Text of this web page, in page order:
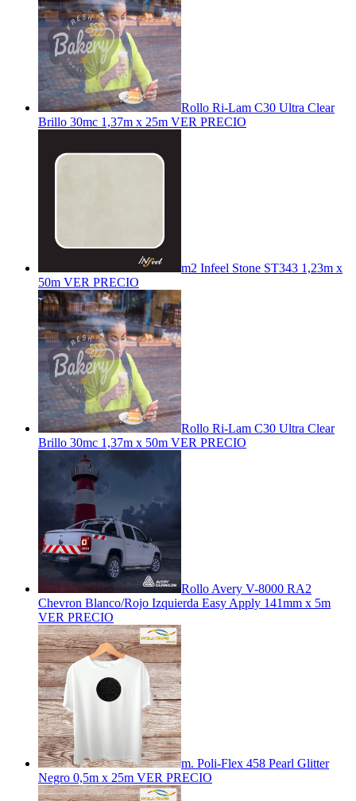
Rollo Ri-Lam C30 Ultra Clear
Brillo 30mc 1,37m x 25m VER PRECIO
m2 Infeel Stone ST343 1,23m x
50m VER PRECIO
Rollo Ri-Lam C30 Ultra Clear
Brillo 30mc 1,37m x 50m VER PRECIO
Rollo Avery V-8000 RA2
Chevron Blanco/Rojo Izquierda Easy Apply 141mm x 5m
VER PRECIO
m. Poli-Flex 458 Pearl Glitter
Negro 0,5m x 25m VER PRECIO